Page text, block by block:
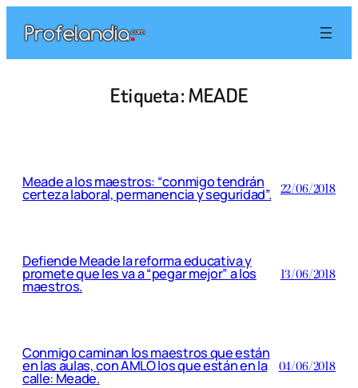
contenido
Etiqueta:MEADE
Meade a los maestros: “conmigo tendrán
certeza laboral, permanencia y seguridad”. 22/06/2018
Defiende Meade la reforma educativa y
promete que les va a “pegar mejor” a los
maestros.
13/06/2018
Conmigo caminan los maestros que están
en las aulas, con AMLO los que están en la
calle: Meade.
04/06/2018